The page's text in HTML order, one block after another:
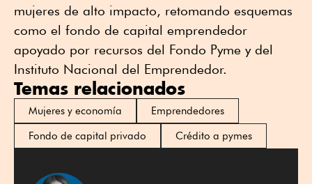
mujeres de alto impacto, retomando esquemas
como el fondo de capital emprendedor
apoyado por recursos del Fondo Pyme y del
Instituto Nacional del Emprendedor.
Temas relacionados
Mujeres y economía
Emprendedores
Fondo de capital privado
Crédito a pymes